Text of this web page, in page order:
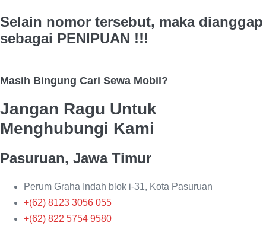
Selain nomor tersebut, maka dianggap
sebagai PENIPUAN !!!
Masih Bingung Cari Sewa Mobil?
Jangan Ragu Untuk
Menghubungi Kami
Pasuruan, Jawa Timur
Perum Graha Indah blok i-31, Kota Pasuruan
+(62) 8123 3056 055
+(62) 822 5754 9580